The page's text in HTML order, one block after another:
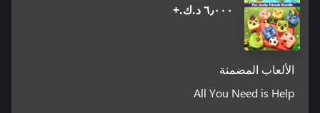
٦٫٠٠٠ د.ك.‏+
الألعاب المضمنة
All You Need is Help